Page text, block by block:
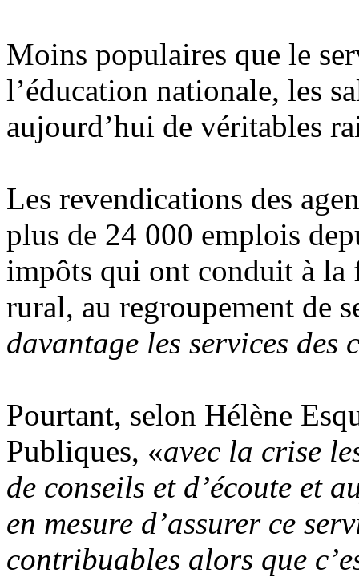
Moins populaires que le
l’éducation nationale, les
aujourd’hui de véritables
Les revendications des
plus de 24 000 emplois
impôts qui ont conduit à la
rural, au regroupement de
davantage les services des
Pourtant, selon Hélène
Publiques, «avec la crise
de conseils et d’écoute et
en mesure d’assurer ce
contribuables alors que